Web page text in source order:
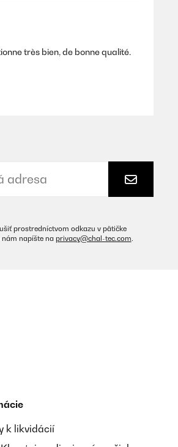
très bien, de bonne qualité.
très bien, de bonne qualité.
schnell, habe mir das Fleisch
Leuten da dran essen, wenn
prostredníctvom odkazu v pätičke
napíšte na privacy@chal-tec.com.
k likvidácií